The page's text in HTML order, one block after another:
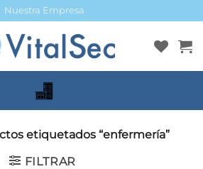
Nuestra Empresa
etiquetados “enfermería”
FILTRAR